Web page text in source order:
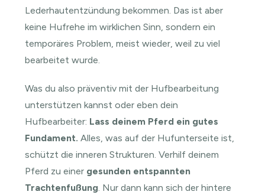
Lederhautentzündung bekommen. Das ist aber
keine Hufrehe im wirklichen Sinn, sondern ein
temporäres Problem, meist wieder, weil zu viel
bearbeitet wurde.
Was du also präventiv mit der Hufbearbeitung
unterstützen kannst oder eben dein
Hufbearbeiter: Lass deinem Pferd ein gutes
Fundament. Alles, was auf der Hufunterseite ist,
schützt die inneren Strukturen. Verhilf deinem
Pferd zu einer gesunden entspannten
Trachtenfußung . Nur dann kann sich der hintere